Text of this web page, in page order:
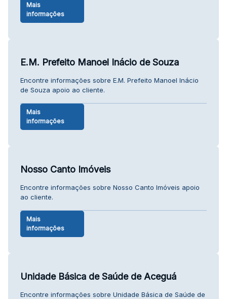
Mais
informações
E.M. Prefeito Manoel Inácio de Souza
Encontre informações sobre E.M. Prefeito Manoel Inácio
de Souza apoio ao cliente.
Mais
informações
Nosso Canto Imóveis
Encontre informações sobre Nosso Canto Imóveis apoio
ao cliente.
Mais
informações
Unidade Básica de Saúde de Aceguá
Encontre informações sobre Unidade Básica de Saúde de